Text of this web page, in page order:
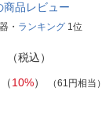
サポート
ガイド
商品レビュー
・ ランキング 1位
（税込）
（10%） （61円相当）